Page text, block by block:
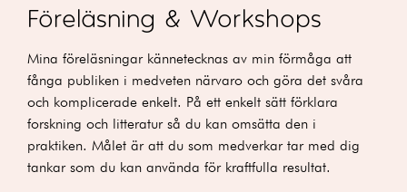
Föreläsning & Workshops
Mina föreläsningar kännetecknas av min förmåga att
fånga publiken i medveten närvaro och göra det svåra
och komplicerade enkelt. På ett enkelt sätt förklara
forskning och litteratur så du kan omsätta den i
praktiken. Målet är att du som medverkar tar med dig
tankar som du kan använda för kraftfulla resultat.